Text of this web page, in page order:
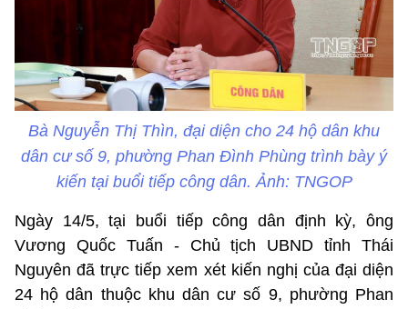
Bà Nguyễn Thị Thìn, đại diện cho 24 hộ dân khu
dân cư số 9, phường Phan Đình Phùng trình bày ý
kiến tại buổi tiếp công dân. Ảnh: TNGOP
Ngày 14/5, tại buổi tiếp công dân định kỳ, ông
Vương Quốc Tuấn - Chủ tịch UBND tỉnh Thái
Nguyên đã trực tiếp xem xét kiến nghị của đại diện
24 hộ dân thuộc khu dân cư số 9, phường Phan